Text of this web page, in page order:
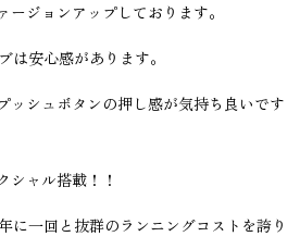
ージョンアップしております。
は安心感があります。
ッシュボタンの押し感が気持ち良いです
シャル搭載！！
に一回と抜群のランニングコストを誇り